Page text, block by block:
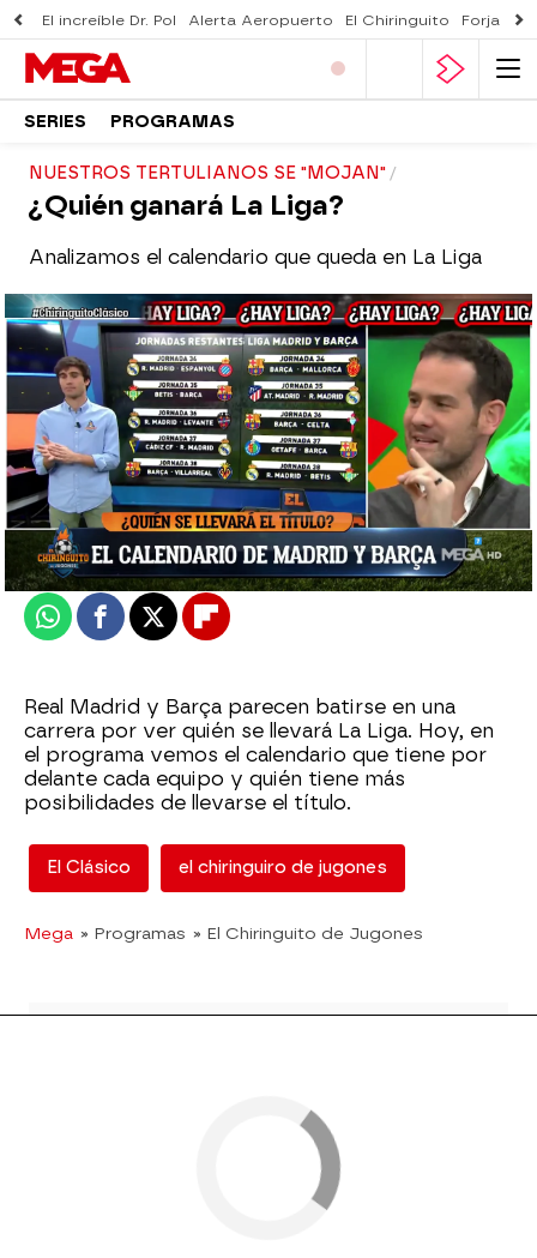
El increíble Dr. Pol Alerta Aeropuerto El Chiringuito Forjado
SERIES PROGRAMAS
NUESTROS TERTULIANOS SE "MOJAN"
¿Quién ganará La Liga?
Analizamos el calendario que queda en La Liga
El Chiringuito
Madrid
Actualizado:22 de marzo de 2022, 06:00
Publicado:22 de marzo de 2022, 01:57
WhatsappFacebook
X Flipboard
Real Madrid y Barça parecen batirse en una
carrera por ver quién se llevará La Liga. Hoy, en
el programa vemos el calendario que tiene por
delante cada equipo y quién tiene más
posibilidades de llevarse el título.
El Clásico el chiringuiro de jugones
Mega » Programas » El Chiringuito de Jugones